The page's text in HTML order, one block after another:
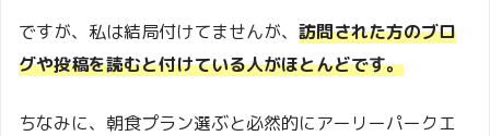
ですが、私は結局付けてませんが、 訪問された方のブロ
グや投稿を読むと付けている人がほとんどです。
ちなみに、朝食プラン選ぶと必然的にアーリーパークエ